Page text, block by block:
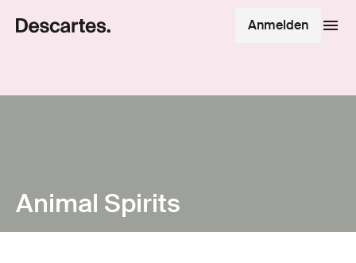
Anmelden
Animal Spirits